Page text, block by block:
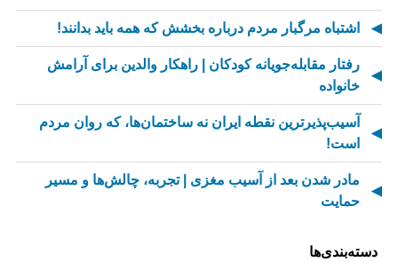
اشتباه مرگبار مردم درباره بخشش که همه باید بدانند!
رفتار مقابله‌جویانه کودکان | راهکار والدین برای آرامش
خانواده
آسیب‌پذیرترین نقطه ایران نه ساختمان‌ها، که روان مردم
است!
مادر شدن بعد از آسیب مغزی | تجربه، چالش‌ها و مسیر
حمایت
دسته‌بندی‌ها